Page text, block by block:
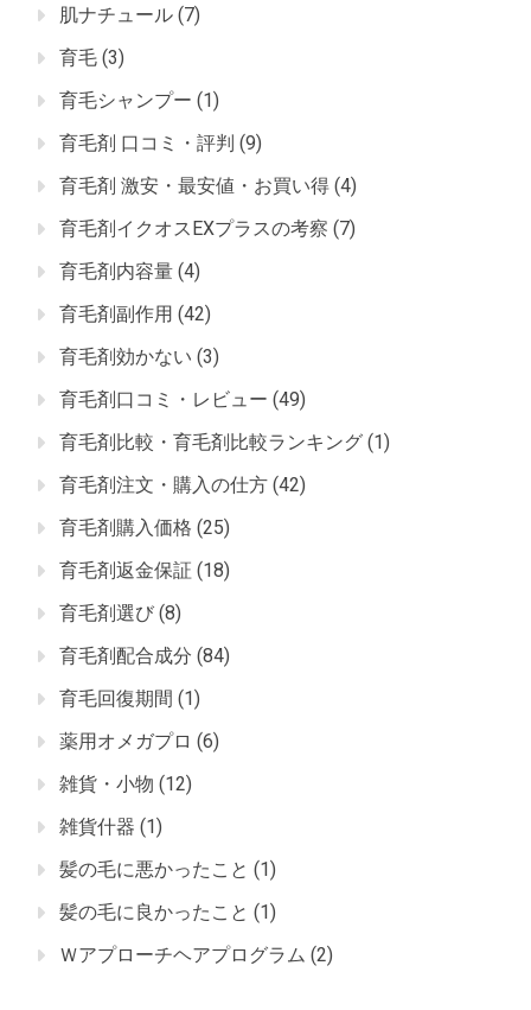
肌ナチュール (7)
育毛 (3)
育毛シャンプー (1)
育毛剤 口コミ・評判 (9)
育毛剤 激安・最安値・お買い得 (4)
育毛剤イクオスEXプラスの考察 (7)
育毛剤内容量 (4)
育毛剤副作用 (42)
育毛剤効かない (3)
育毛剤口コミ・レビュー (49)
育毛剤比較・育毛剤比較ランキング (1)
育毛剤注文・購入の仕方 (42)
育毛剤購入価格 (25)
育毛剤返金保証 (18)
育毛剤選び (8)
育毛剤配合成分 (84)
育毛回復期間 (1)
薬用オメガプロ (6)
雑貨・小物 (12)
雑貨什器 (1)
髪の毛に悪かったこと (1)
髪の毛に良かったこと (1)
Ｗアプローチヘアプログラム (2)